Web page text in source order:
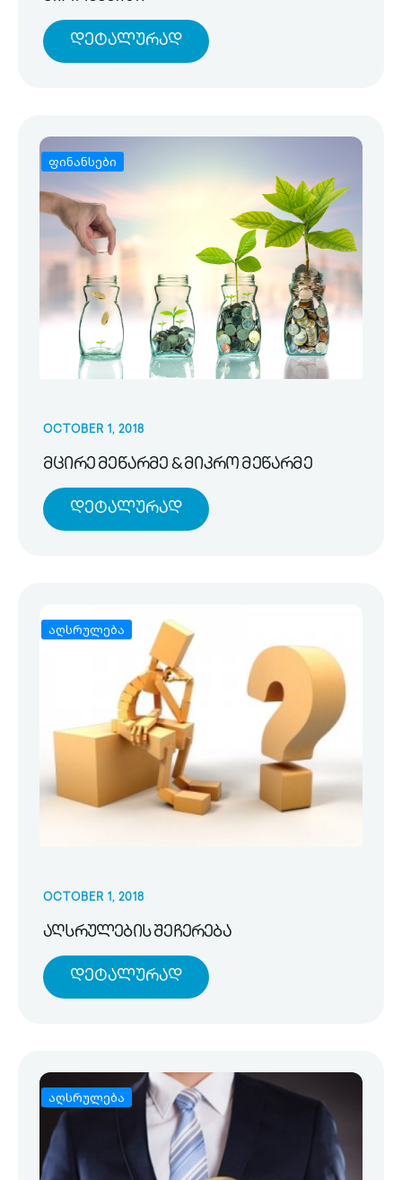
Დეტალურად
ფინანსები
OCTOBER 1, 2018
მცირე მეწარმე & მიკრო მეწარმე
Დეტალურად
აღსრულება
OCTOBER 1, 2018
აღსრულების შეჩერება
Დეტალურად
აღსრულება